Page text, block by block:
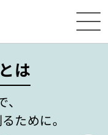
は
ために。